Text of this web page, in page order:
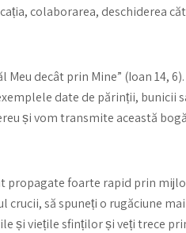
colaborarea, deschiderea
decât prin Mine” (Ioan 14,
date de părinții, bunicii
și vom transmite această
foarte rapid prin
să spuneți o rugăciune
și viețile sfinților și veți trece